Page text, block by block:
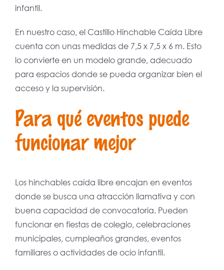
infantil.
En nuestro caso, el Castillo Hinchable Caída Libre
cuenta con unas medidas de 7,5 x 7,5 x 6 m. Esto
lo convierte en un modelo grande, adecuado
para espacios donde se pueda organizar bien el
acceso y la supervisión.
Para qué eventos puede
funcionar mejor
Los hinchables caída libre encajan en eventos
donde se busca una atracción llamativa y con
buena capacidad de convocatoria. Pueden
funcionar en fiestas de colegio, celebraciones
municipales, cumpleaños grandes, eventos
familiares o actividades de ocio infantil.